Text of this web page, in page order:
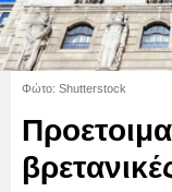
Φώτο: Shutterstock